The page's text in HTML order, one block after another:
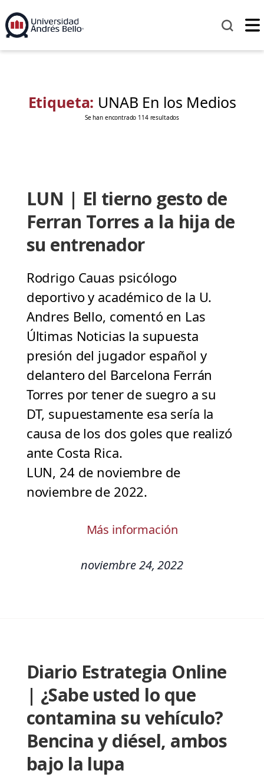
Etiqueta: UNAB En los Medios
Se han encontrado 114 resultados
LUN | El tierno gesto de
Ferran Torres a la hija de
su entrenador
Rodrigo Cauas psicólogo
deportivo y académico de la U.
Andres Bello, comentó en Las
Últimas Noticias la supuesta
presión del jugador español y
delantero del Barcelona Ferrán
Torres por tener de suegro a su
DT, supuestamente esa sería la
causa de los dos goles que realizó
ante Costa Rica.
LUN, 24 de noviembre de
noviembre de 2022.
Más información
noviembre 24, 2022
Diario Estrategia Online
| ¿Sabe usted lo que
contamina su vehículo?
Bencina y diésel, ambos
bajo la lupa